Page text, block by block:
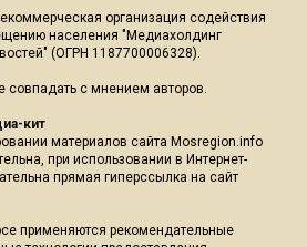
организация содействия
населения "Медиахолдинг
(ОГРН 1187700006328).
совпадать с мнением авторов.
кит
материалов сайта Mosregion.info
при использовании в Интернет-
прямая гиперссылка на сайт
применяются рекомендательные